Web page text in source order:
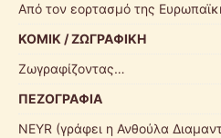
Από τον εορτασμό της
ΚΟΜΙΚ / ΖΩΓΡΑΦΙΚΗ
Ζωγραφίζοντας…
ΠΕΖΟΓΡΑΦΙΑ
ΝΕΥR (γράφει η Ανθούλα